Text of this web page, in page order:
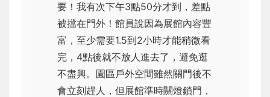
要！我有次下午3點50分才到，差點
被擋在門外！館員說因為展館內容豐
富，至少需要1.5到2小時才能稍微看
完，4點後就不放人進去了，避免逛
不盡興。園區戶外空間雖然關門後不
會立刻趕人，但展館準時關燈鎖門，